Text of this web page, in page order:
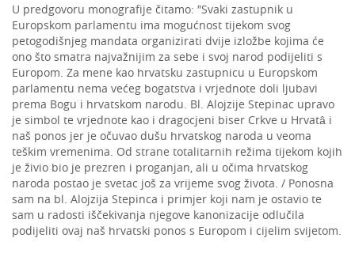
U predgovoru monografije čitamo: ″Svaki zastupnik u
Europskom parlamentu ima mogućnost tijekom svog
petogodišnjeg mandata organizirati dvije izložbe kojima će
ono što smatra najvažnijim za sebe i svoj narod podijeliti s
Europom. Za mene kao hrvatsku zastupnicu u Europskom
parlamentu nema većeg bogatstva i vrjednote doli ljubavi
prema Bogu i hrvatskom narodu. Bl. Alojzije Stepinac upravo
je simbol te vrjednote kao i dragocjeni biser Crkve u Hrvatâ i
naš ponos jer je očuvao dušu hrvatskog naroda u veoma
teškim vremenima. Od strane totalitarnih režima tijekom kojih
je živio bio je prezren i proganjan, ali u očima hrvatskog
naroda postao je svetac još za vrijeme svog života. / Ponosna
sam na bl. Alojzija Stepinca i primjer koji nam je ostavio te
sam u radosti iščekivanja njegove kanonizacije odlučila
podijeliti ovaj naš hrvatski ponos s Europom i cijelim svijetom.